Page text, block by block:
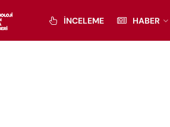
İNCELEME HABER